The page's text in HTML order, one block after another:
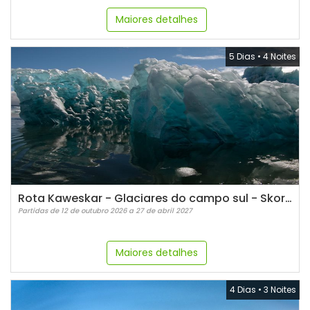
Maiores detalhes
5 Dias • 4 Noites
Rota Kaweskar - Glaciares do campo sul - Skorpios III (parte marítima)
Partidas de 12 de outubro 2026 a 27 de abril 2027
Maiores detalhes
4 Dias • 3 Noites